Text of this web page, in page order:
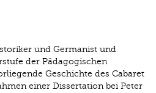
und Germanist und
der Pädagogischen
Geschichte des Cabaret
einer Dissertation bei Peter